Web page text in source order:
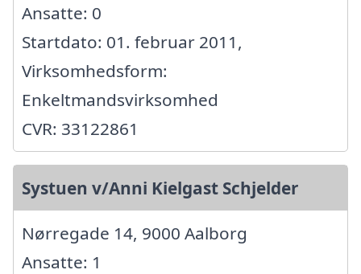
Ansatte: 0
Startdato: 01. februar 2011,
Virksomhedsform:
Enkeltmandsvirksomhed
CVR: 33122861
Systuen v/Anni Kielgast Schjelder
Nørregade 14, 9000 Aalborg
Ansatte: 1